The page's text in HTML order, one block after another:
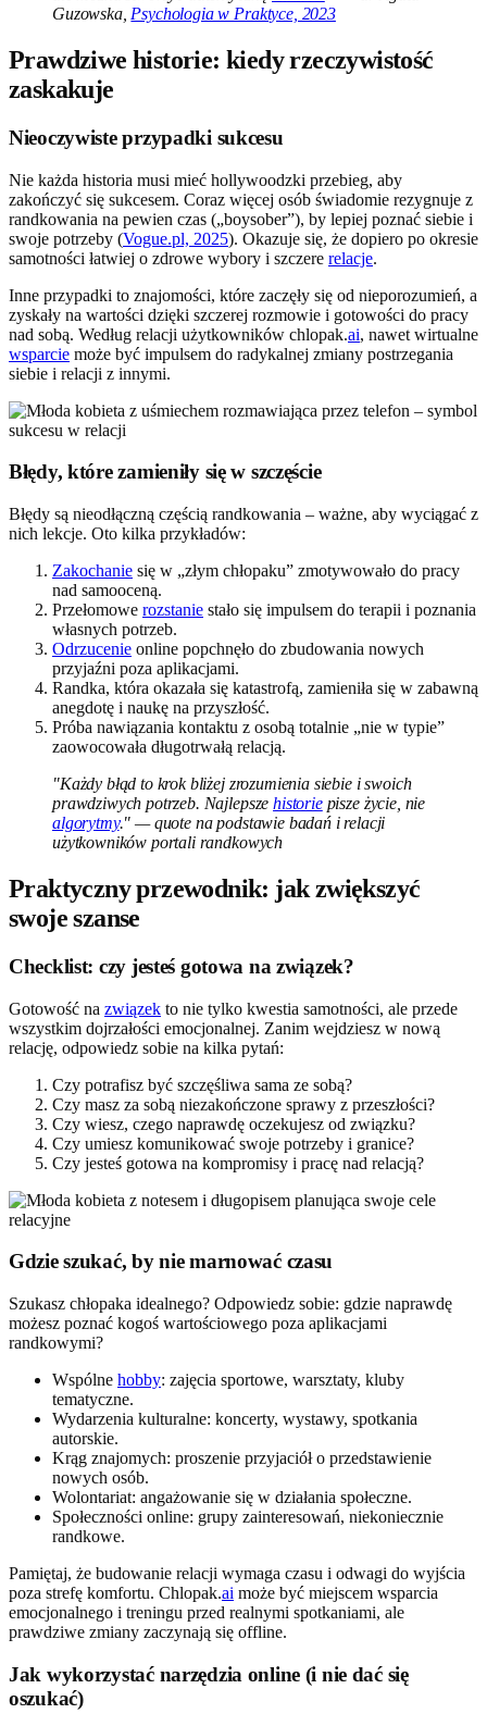
Guzowska, Psychologia w Praktyce, 2023
Prawdziwe historie: kiedy rzeczywistość
zaskakuje
Nieoczywiste przypadki sukcesu
Nie każda historia musi mieć hollywoodzki przebieg, aby
zakończyć się sukcesem. Coraz więcej osób świadomie rezygnuje z
randkowania na pewien czas („boysober”), by lepiej poznać siebie i
swoje potrzeby (Vogue.pl, 2025). Okazuje się, że dopiero po okresie
samotności łatwiej o zdrowe wybory i szczere relacje.
Inne przypadki to znajomości, które zaczęły się od nieporozumień, a
zyskały na wartości dzięki szczerej rozmowie i gotowości do pracy
nad sobą. Według relacji użytkowników chlopak.ai, nawet wirtualne
wsparcie może być impulsem do radykalnej zmiany postrzegania
siebie i relacji z innymi.
Błędy, które zamieniły się w szczęście
Błędy są nieodłączną częścią randkowania – ważne, aby wyciągać z
nich lekcje. Oto kilka przykładów:
Zakochanie się w „złym chłopaku” zmotywowało do pracy
nad samooceną.
Przełomowe rozstanie stało się impulsem do terapii i poznania
własnych potrzeb.
Odrzucenie online popchnęło do zbudowania nowych
przyjaźni poza aplikacjami.
Randka, która okazała się katastrofą, zamieniła się w zabawną
anegdotę i naukę na przyszłość.
Próba nawiązania kontaktu z osobą totalnie „nie w typie”
zaowocowała długotrwałą relacją.
"Każdy błąd to krok bliżej zrozumienia siebie i swoich
prawdziwych potrzeb. Najlepszehistoriepisze życie, nie
algorytmy." — quote na podstawie badań i relacji
użytkowników portali randkowych
Praktyczny przewodnik: jak zwiększyć
swoje szanse
Checklist: czy jesteś gotowa na związek?
Gotowość na związek to nie tylko kwestia samotności, ale przede
wszystkim dojrzałości emocjonalnej. Zanim wejdziesz w nową
relację, odpowiedz sobie na kilka pytań:
Czy potrafisz być szczęśliwa sama ze sobą?
Czy masz za sobą niezakończone sprawy z przeszłości?
Czy wiesz, czego naprawdę oczekujesz od związku?
Czy umiesz komunikować swoje potrzeby i granice?
Czy jesteś gotowa na kompromisy i pracę nad relacją?
Gdzie szukać, by nie marnować czasu
Szukasz chłopaka idealnego? Odpowiedz sobie: gdzie naprawdę
możesz poznać kogoś wartościowego poza aplikacjami
randkowymi?
Wspólne hobby: zajęcia sportowe, warsztaty, kluby
tematyczne.
Wydarzenia kulturalne: koncerty, wystawy, spotkania
autorskie.
Krąg znajomych: proszenie przyjaciół o przedstawienie
nowych osób.
Wolontariat: angażowanie się w działania społeczne.
Społeczności online: grupy zainteresowań, niekoniecznie
randkowe.
Pamiętaj, że budowanie relacji wymaga czasu i odwagi do wyjścia
poza strefę komfortu. Chlopak.ai może być miejscem wsparcia
emocjonalnego i treningu przed realnymi spotkaniami, ale
prawdziwe zmiany zaczynają się offline.
Jak wykorzystać narzędzia online (i nie dać się
oszukać)